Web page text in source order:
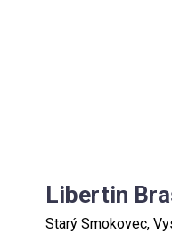
Libertin
Starý Smokovec,